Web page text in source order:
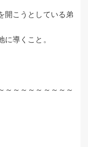
開こうとしている弟
導くこと。
～～～～～～～～～